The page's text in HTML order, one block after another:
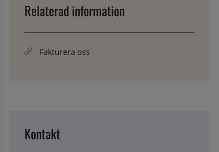
Relaterad information
Fakturera oss
Kontakt